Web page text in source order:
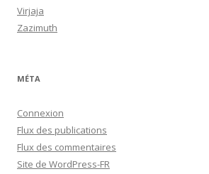
Virjaja
Zazimuth
MÉTA
Connexion
Flux des publications
Flux des commentaires
Site de WordPress-FR